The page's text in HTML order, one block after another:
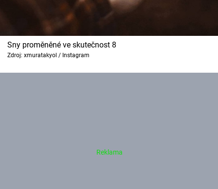
Sny proměněné ve skutečnost 8
Zdroj: xmuratakyol / Instagram